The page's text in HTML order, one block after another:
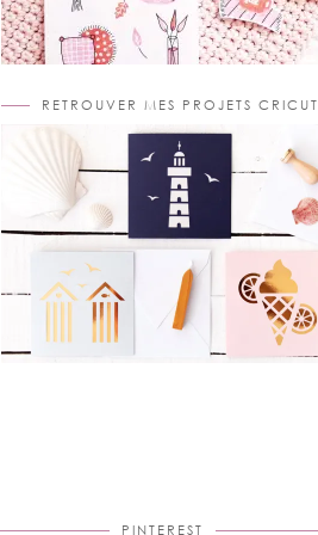
RETROUVER MES PROJETS CRICUT
PINTEREST